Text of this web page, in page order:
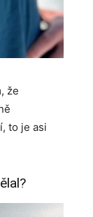
že
to je asi